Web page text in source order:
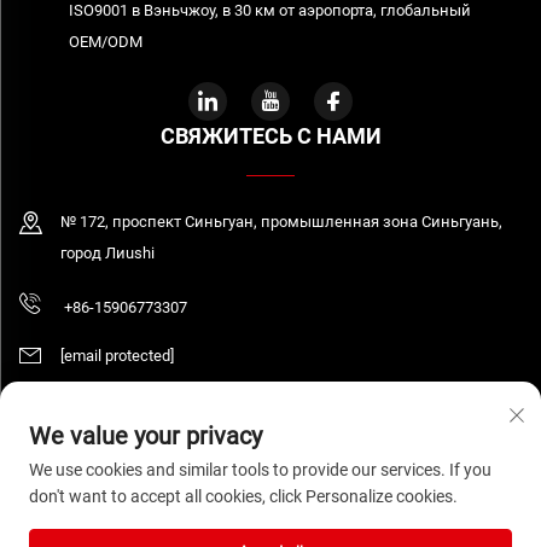
ISO9001 в Вэньчжоу, в 30 км от аэропорта, глобальный
OEM/ODM
СВЯЖИТЕСЬ С НАМИ
№ 172, проспект Синьгуан, промышленная зона Синьгуань,
город Лиushi
+86-15906773307
[email protected]
Авторские права © 2026 WENZHOU DAQUAN ELECTRIC CO.,LTD. Все права
защищены. Политика конфиденциальности
We value your privacy
We use cookies and similar tools to provide our services. If you
don't want to accept all cookies, click Personalize cookies.